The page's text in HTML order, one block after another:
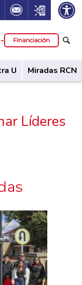
Icon Icon
Financiación
U Miradas RCN
Líderes